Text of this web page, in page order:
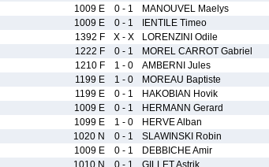
1009 E 0 - 1 MANOUVEL Maelys
1009 E 0 - 1 IENTILE Timeo
1392 F X - X LORENZINI Odile
1222 F 0 - 1 MOREL CARROT Gabriel
1210 F 1 - 0 AMBERNI Jules
1199 E 1 - 0 MOREAU Baptiste
1199 E 0 - 1 HAKOBIAN Hovik
1009 E 0 - 1 HERMANN Gerard
1099 E 1 - 0 HERVE Alban
1020 N 0 - 1 SLAWINSKI Robin
1009 E 0 - 1 DEBBICHE Amir
1010 N 0 - 1 GILLET Astrik